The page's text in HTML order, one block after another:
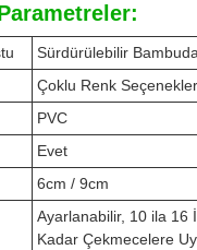
Sürdürülebilir
Çoklu Renk
PVC
Evet
6cm / 9cm
Ayarlanabilir, 10 ila 16
Kadar Çekmecelere